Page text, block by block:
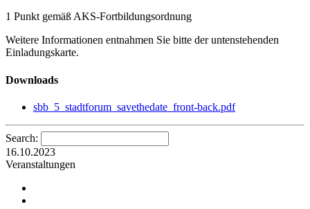
1 Punkt gemäß AKS-Fortbildungsordnung
Weitere Informationen entnahmen Sie bitte der untenstehenden
Einladungskarte.
Downloads
sbb_5_stadtforum_savethedate_front-back.pdf
Search:
16.10.2023
Veranstaltungen